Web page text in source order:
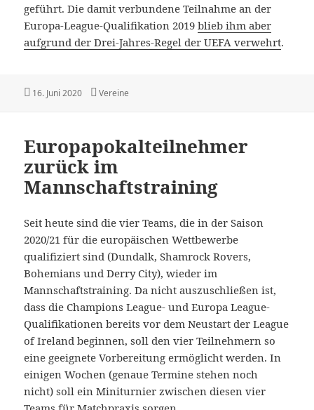
geführt. Die damit verbundene Teilnahme an der
Europa-League-Qualifikation 2019blieb ihm aber
aufgrund der Drei-Jahres-Regel der UEFA verwehrt.
Veröffentlicht
16. Juni 2020 Kategorien
Vereine
Europapokalteilnehmer
zurück im
Mannschaftstraining
Seit heute sind die vier Teams, die in der Saison
2020/21 für die europäischen Wettbewerbe
qualifiziert sind (Dundalk, Shamrock Rovers,
Bohemians und Derry City), wieder im
Mannschaftstraining. Da nicht auszuschließen ist,
dass die Champions League- und Europa League-
Qualifikationen bereits vor dem Neustart der League
of Ireland beginnen, soll den vier Teilnehmern so
eine geeignete Vorbereitung ermöglicht werden. In
einigen Wochen (genaue Termine stehen noch
nicht) soll ein Miniturnier zwischen diesen vier